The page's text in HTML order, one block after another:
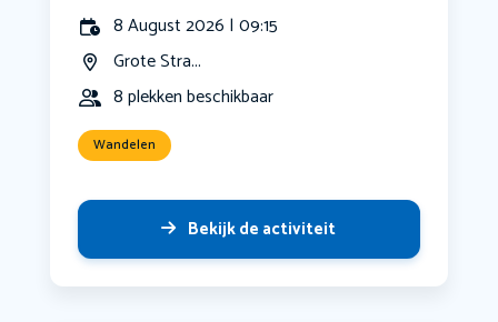
8 August 2026 | 09:15
Grote Stra...
8 plekken beschikbaar
Wandelen
Bekijk de activiteit